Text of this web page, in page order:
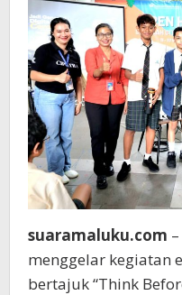
suaramaluku.com
menggelar kegiatan
bertajuk “Think